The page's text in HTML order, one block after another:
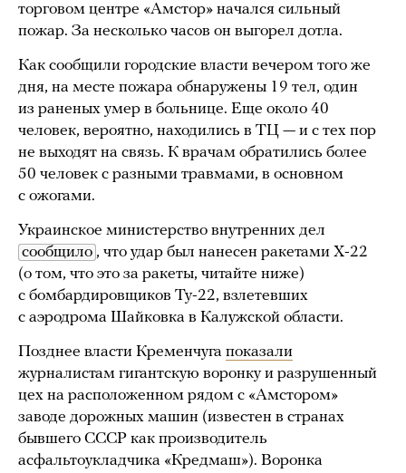
торговом центре «Амстор» начался сильный
пожар. За несколько часов он выгорел дотла.
Как сообщили городские власти вечером того же
дня, на месте пожара обнаружены 19 тел, один
из раненых умер в больнице. Еще около 40
человек, вероятно, находились в ТЦ — и с тех пор
не выходят на связь. К врачам обратились более
50 человек с разными травмами, в основном
с ожогами.
Украинское министерство внутренних дел
сообщило , что удар был нанесен ракетами Х-22
(о том, что это за ракеты, читайте ниже)
с бомбардировщиков Ту-22, взлетевших
с аэродрома Шайковка в Калужской области.
Позднее власти Кременчуга показали
журналистам гигантскую воронку и разрушенный
цех на расположенном рядом с «Амстором»
заводе дорожных машин (известен в странах
бывшего СССР как производитель
асфальтоукладчика «Кредмаш»). Воронка